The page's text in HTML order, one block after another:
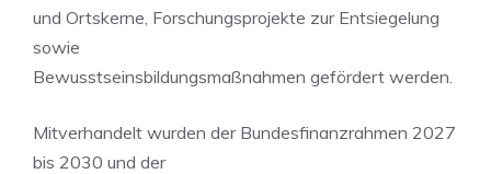
und Ortskerne, Forschungsprojekte zur Entsiegelung
sowie
Bewusstseinsbildungsmaßnahmen gefördert werden.
Mitverhandelt wurden der Bundesfinanzrahmen 2027
bis 2030 und der